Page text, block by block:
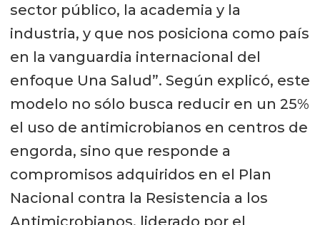
sector público, la academia y la
industria, y que nos posiciona como país
en la vanguardia internacional del
enfoque Una Salud”. Según explicó, este
modelo no sólo busca reducir en un 25%
el uso de antimicrobianos en centros de
engorda, sino que responde a
compromisos adquiridos en el Plan
Nacional contra la Resistencia a los
Antimicrobianos, liderado por el